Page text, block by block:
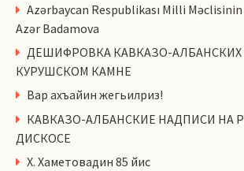
Azərbaycan Respublikası Milli
Azər Badamova
ДЕШИФРОВКА КАВКАЗО-
КУРУШСКОМ КАМНЕ
Вар ахъайин жегьилриз!
КАВКАЗО-АЛБАНСКИЕ НАДПИСИ НА
ДИСКОСЕ
Х. Хаметовадин 85 йис